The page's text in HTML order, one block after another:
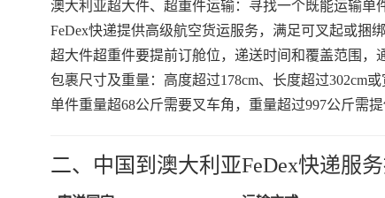
澳大利亚超大件、超重件运输：寻找一个既能运输单
FeDex快递提供高级航空货运服务，满足可叉起或捆
超大件超重件要提前订舱位，递送时间和覆盖范围，
包裹尺寸及重量：高度超过178cm、长度超过302cm
单件重量超68公斤需要叉车角，重量超过997公斤需
二、中国到澳大利亚FeDex快递服